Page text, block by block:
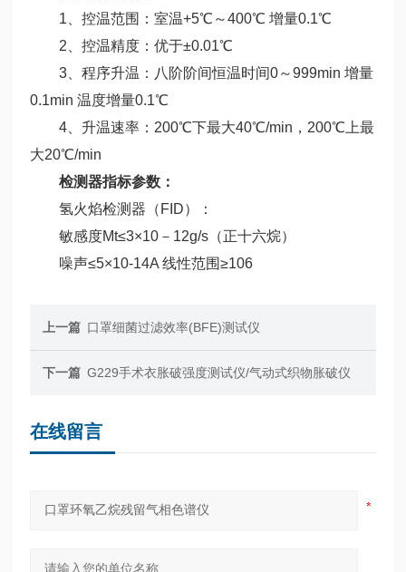
1、控温范围：室温+5℃～400℃ 增量0.1℃
2、控温精度：优于±0.01℃
3、程序升温：八阶阶间恒温时间0～999min 增量
0.1min 温度增量0.1℃
4、升温速率：200℃下最大40℃/min，200℃上最
大20℃/min
检测器指标参数：
氢火焰检测器（FID）：
敏感度Mt≤3×10－12g/s（正十六烷）
噪声≤5×10-14A 线性范围≥106
上一篇 口罩细菌过滤效率(BFE)测试仪
下一篇 G229手术衣胀破强度测试仪/气动式织物胀破仪
在线留言